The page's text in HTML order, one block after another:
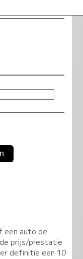
een auto de
prijs/prestatie
definitie een 10